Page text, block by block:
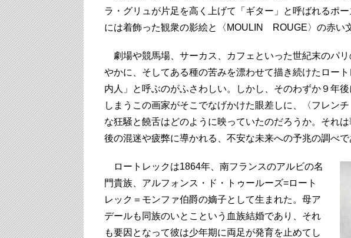
ラ・グリュが片足を高く上げて「ギター」と呼ばれるポ
には着飾った観衆の影絵と〈MOULIN ROUGE〉の赤い
劇場や競馬場、サーカス、カフェといった世紀末のパ
やかに、そしてある種の苦みを漂わせて描き続けたロー
内人」と呼ぶのがふさわしい。しかし、そのわずか９年
しまうこの画家がそこでなげかけた眼差しに、〈フレン
な狂騒と饒舌はどのように映っていたのだろうか。それ
後の混迷や疲弊に導かれる、不安な未来への予兆の調べで
ロートレックは1864年、南フランスのアルビの名
門貴族、アルフォンス・ド・トゥールーズ=ロート
レック＝モンファ伯爵の嫡子として生まれた。母ア
デールも同族のいとこという血族結婚であり、それ
も要因となって彼は少年期に両足が発育を止めてし